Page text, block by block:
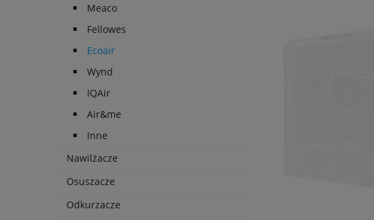
Meaco
Fellowes
Ecoair
Wynd
IQAir
Air&me
Inne
Nawilżacze
Osuszacze
Odkurzacze